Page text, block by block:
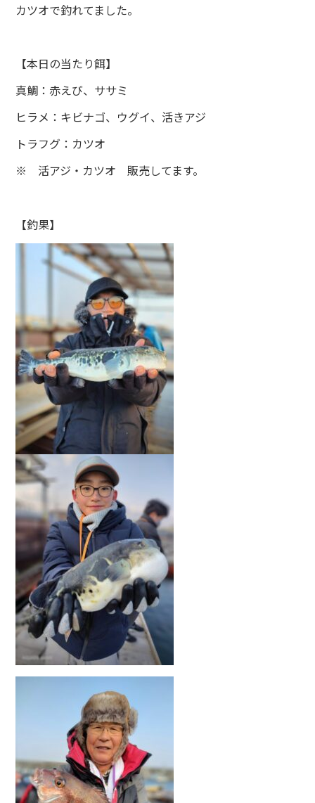
カツオで釣れてました。
【本日の当たり餌】
真鯛：赤えび、ササミ
ヒラメ：キビナゴ、ウグイ、活きアジ
トラフグ：カツオ
※ 活アジ・カツオ 販売してます。
【釣果】